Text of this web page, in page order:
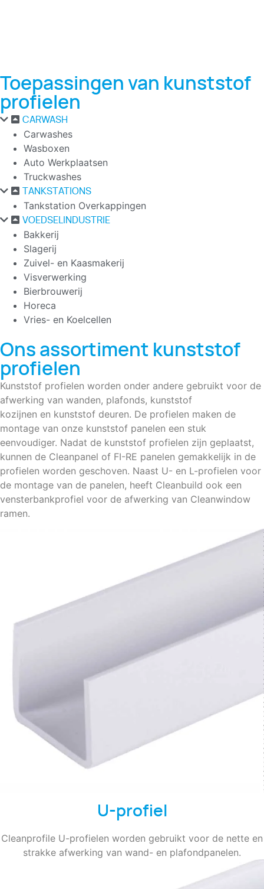
Toepassingen van kunststof
profielen
CARWASH
Carwashes
Wasboxen
Auto Werkplaatsen
Truckwashes
TANKSTATIONS
Tankstation Overkappingen
VOEDSELINDUSTRIE
Bakkerij
Slagerij
Zuivel- en Kaasmakerij
Visverwerking
Bierbrouwerij
Horeca
Vries- en Koelcellen
Ons assortiment kunststof
profielen
Kunststof profielen worden onder andere gebruikt voor de
afwerking van wanden, plafonds, kunststof
kozijnen en kunststof deuren. De profielen maken de
montage van onze kunststof panelen een stuk
eenvoudiger. Nadat de kunststof profielen zijn geplaatst,
kunnen de Cleanpanel of FI-RE panelen gemakkelijk in de
profielen worden geschoven. Naast U- en L-profielen voor
de montage van de panelen, heeft Cleanbuild ook een
vensterbankprofiel voor de afwerking van Cleanwindow
ramen.
U-profiel
Cleanprofile U-profielen worden gebruikt voor de nette en
strakke afwerking van wand- en plafondpanelen.